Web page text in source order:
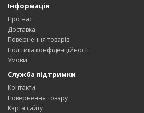
Інформація
Про нас
Доставка
Повернення товарів
Політика конфіденційності
Умови
Служба підтримки
Контакти
Повернення товару
Карта сайту